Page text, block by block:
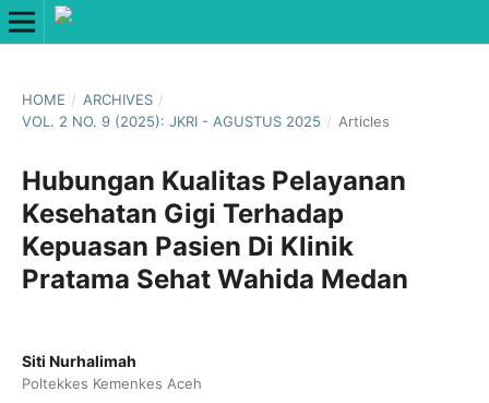
HOME / ARCHIVES /
VOL. 2 NO. 9 (2025): JKRI - AGUSTUS 2025 / Articles
Hubungan Kualitas Pelayanan
Kesehatan Gigi Terhadap
Kepuasan Pasien Di Klinik
Pratama Sehat Wahida Medan
Siti Nurhalimah
Poltekkes Kemenkes Aceh